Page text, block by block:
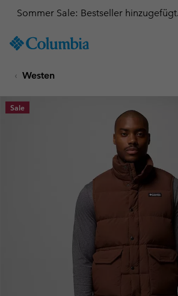
TO
SKIP
MAIN
NAV
Sommer Sale: Bestseller
Westen
Sale